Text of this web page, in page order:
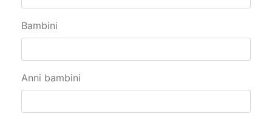
Bambini
Anni bambini
Trattamento